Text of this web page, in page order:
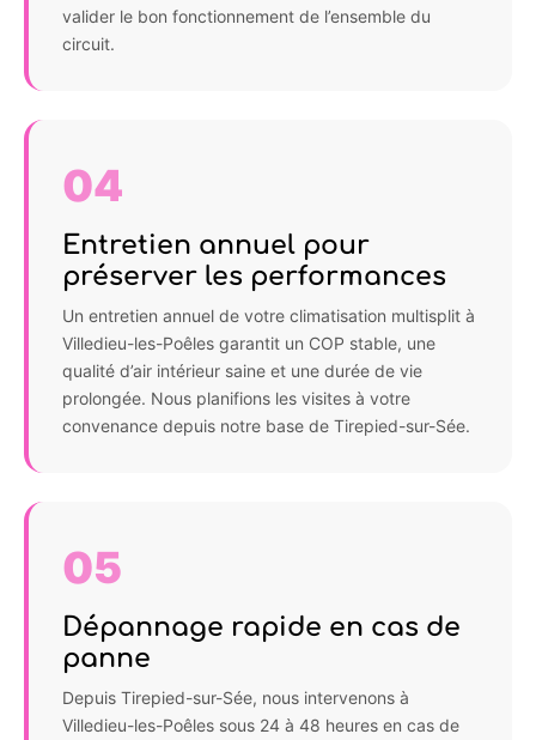
valider le bon fonctionnement de l’ensemble du
circuit.
04
Entretien annuel pour
préserver les performances
Un entretien annuel de votre climatisation multisplit à
Villedieu-les-Poêles garantit un COP stable, une
qualité d’air intérieur saine et une durée de vie
prolongée. Nous planifions les visites à votre
convenance depuis notre base de Tirepied-sur-Sée.
05
Dépannage rapide en cas de
panne
Depuis Tirepied-sur-Sée, nous intervenons à
Villedieu-les-Poêles sous 24 à 48 heures en cas de